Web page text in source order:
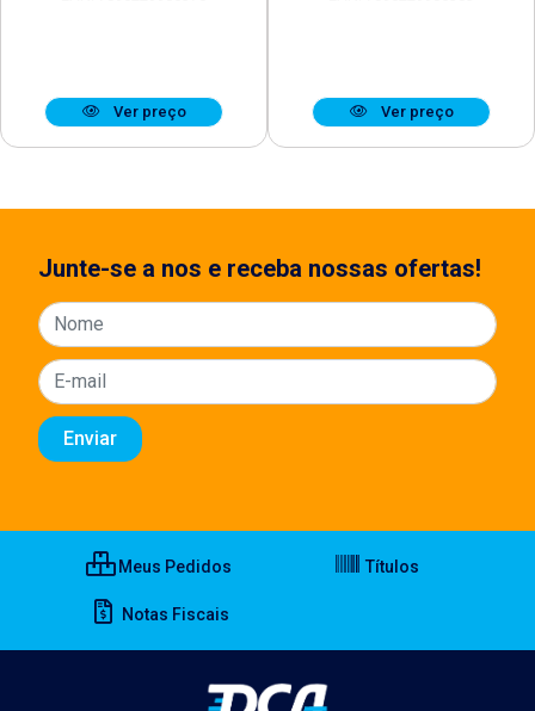
Ver preço Ver preço
Junte-se a nos e receba nossas ofertas!
Meus Pedidos Títulos
Notas Fiscais